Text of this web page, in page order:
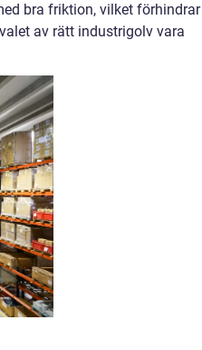
bra friktion, vilket förhindrar
av rätt industrigolv vara